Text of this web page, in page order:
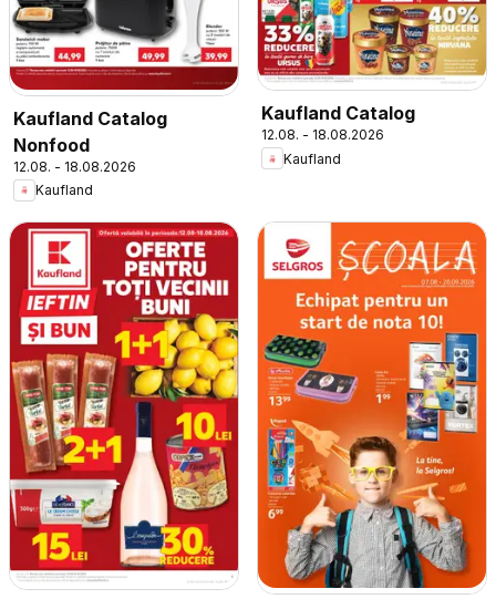
Kaufland Catalog
Nonfood
12.08. - 18.08.2026
Kaufland
Kaufland Catalog
12.08. - 18.08.2026
Kaufland